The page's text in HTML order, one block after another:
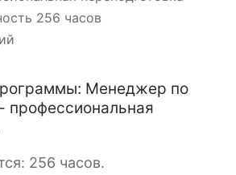
256 часов
Менеджер по
профессиональная
256 часов.